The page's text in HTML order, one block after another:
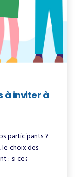
à inviter à
participants ?
le choix des
: si ces